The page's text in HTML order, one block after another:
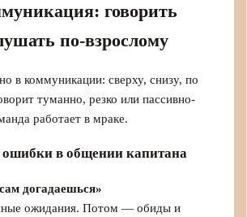
говорить
по‑взрослому
в коммуникации: сверху, снизу, по
туманно, резко или пассивно-
работает в мраке.
в общении капитана
догадаешься»
ожидания. Потом — обиды и